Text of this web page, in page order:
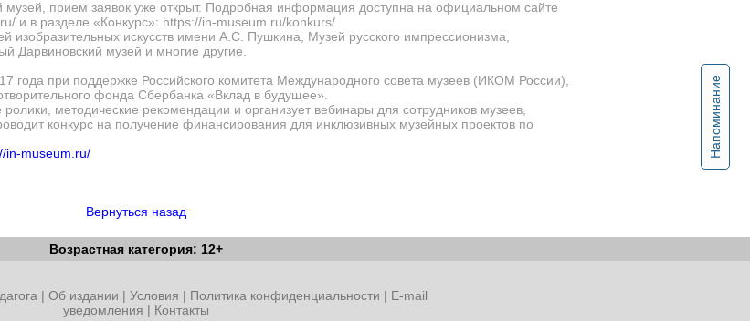
Напоминание
музей, прием заявок уже открыт. Подробная информация доступна на официальном сайте
и в разделе «Конкурс»: https://in-museum.ru/konkurs/
изобразительных искусств имени А.С. Пушкина, Музей русского импрессионизма,
Дарвиновский музей и многие другие.
года при поддержке Российского комитета Международного совета музеев (ИКОМ России),
фонда Сбербанка «Вклад в будущее».
методические рекомендации и организует вебинары для сотрудников музеев,
конкурс на получение финансирования для инклюзивных музейных проектов по
in-museum.ru/
Вернуться назад
Возрастная категория: 12+
| Об издании | Условия | Политика конфиденциальности | E-mail
уведомления | Контакты